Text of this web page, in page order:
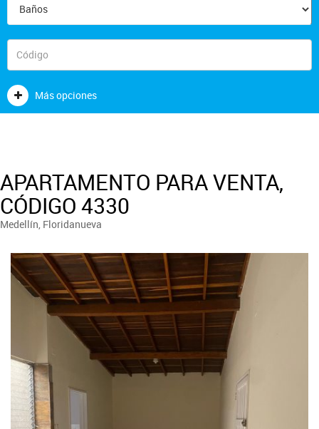
Más opciones
APARTAMENTO PARA VENTA,
CÓDIGO 4330
Medellín, Floridanueva